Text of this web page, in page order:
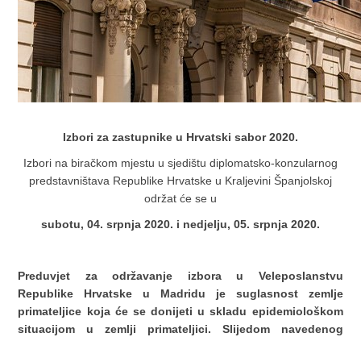
Izbori za zastupnike u Hrvatski sabor 2020.
Izbori na biračkom mjestu u sjedištu diplomatsko-konzularnog
predstavništava Republike Hrvatske u Kraljevini Španjolskoj
održat će se u
subotu, 04. srpnja 2020. i nedjelju, 05. srpnja 2020.
Preduvjet za održavanje izbora u Veleposlanstvu
Republike Hrvatske u Madridu je suglasnost zemlje
primateljice koja će se donijeti u skladu epidemiološkom
situacijom u zemlji primateljici. Slijedom navedenog